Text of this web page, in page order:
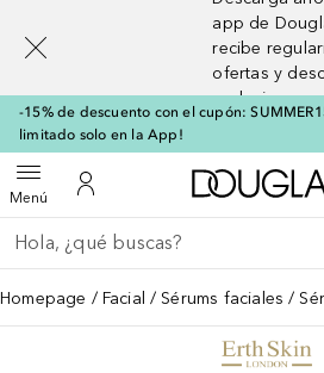
app de
recibe
ofertas y
exclusivos
-15% de descuento con el cupón:
limitado solo en la App!
MenúAbrir menúMi cuenta
Regresar
Ejecutar búsqueda
Homepage Facial Sérums faciales
[navigation.slideout.screenreader]